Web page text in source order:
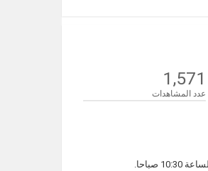
1,571
عدد المشاهدات